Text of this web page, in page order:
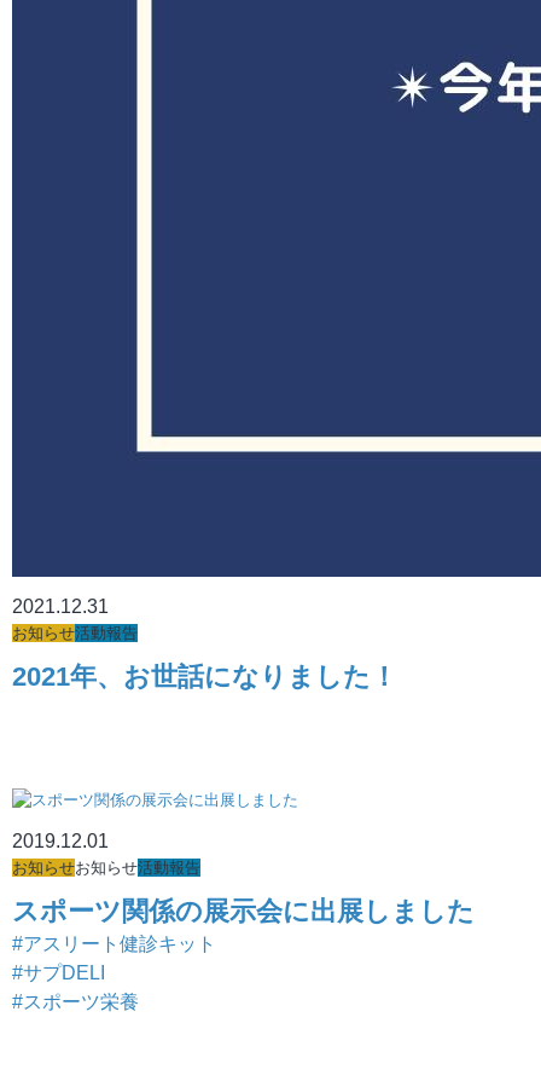
2021.12.31
お知らせ活動報告
2021年、お世話になりました！
2019.12.01
お知らせお知らせ活動報告
スポーツ関係の展示会に出展しました
#アスリート健診キット
#サプDELI
#スポーツ栄養